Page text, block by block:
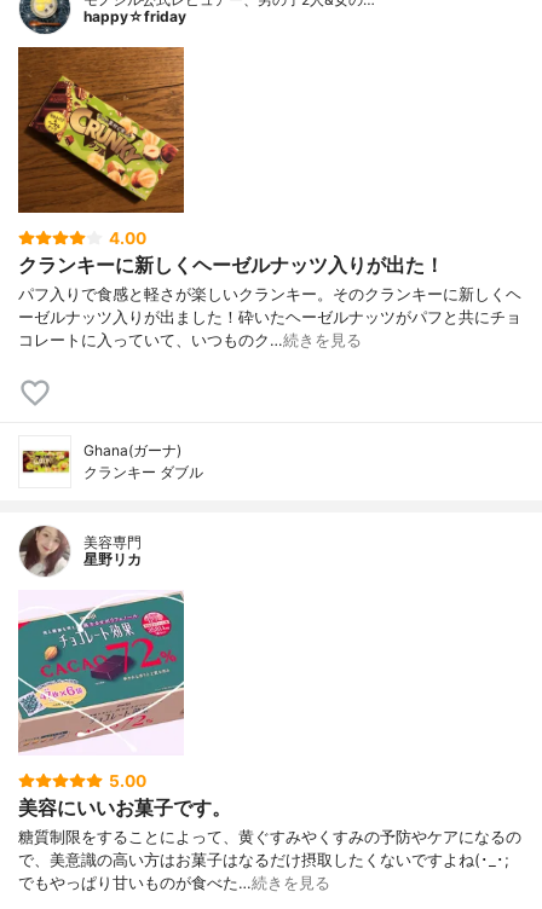
happy☆friday
4.00
クランキーに新しくヘーゼルナッツ入りが出た！
パフ入りで食感と軽さが楽しいクランキー。そのクランキーに新しくヘ
ーゼルナッツ入りが出ました！砕いたヘーゼルナッツがパフと共にチョ
コレートに入っていて、いつものク…続きを見る
Ghana(ガーナ)
クランキー ダブル
美容専門
星野リカ
5.00
美容にいいお菓子です。
糖質制限をすることによって、黄ぐすみやくすみの予防やケアになるの
で、美意識の高い方はお菓子はなるだけ摂取したくないですよね(･_･;
でもやっぱり甘いものが食べた…続きを見る